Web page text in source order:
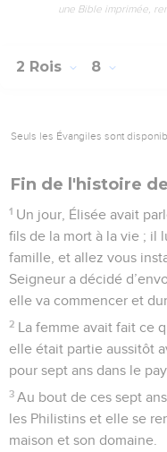
une Bible imprimée,
2 Rois 8
Seuls les Évangiles sont
Fin de l'histoire
1 Un jour, Élisée avait
fils de la mort à la vie ; il
famille, et allez vous
Seigneur a décidé
elle va commencer et
2 La femme avait fait ce
elle était partie aussitôt
pour sept ans dans le
3 Au bout de ces sept
les Philistins et elle se
maison et son domaine.